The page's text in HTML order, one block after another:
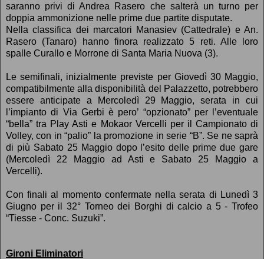
saranno privi di Andrea Rasero che salterà un turno per
doppia ammonizione nelle prime due partite disputate.
Nella classifica dei marcatori Manasiev (Cattedrale) e An.
Rasero (Tanaro) hanno finora realizzato 5 reti. Alle loro
spalle Curallo e Morrone di Santa Maria Nuova (3).
Le semifinali, inizialmente previste per Giovedì 30 Maggio,
compatibilmente alla disponibilità del Palazzetto, potrebbero
essere anticipate a Mercoledì 29 Maggio, serata in cui
l’impianto di Via Gerbi è pero’ “opzionato” per l’eventuale
“bella” tra Play Asti e Mokaor Vercelli per il Campionato di
Volley, con in “palio” la promozione in serie “B”. Se ne saprà
di più Sabato 25 Maggio dopo l’esito delle prime due gare
(Mercoledì 22 Maggio ad Asti e Sabato 25 Maggio a
Vercelli).
Con finali al momento confermate nella serata di Lunedì 3
Giugno per il 32° Torneo dei Borghi di calcio a 5 - Trofeo
“Tiesse - Conc. Suzuki”.
Gironi Eliminatori